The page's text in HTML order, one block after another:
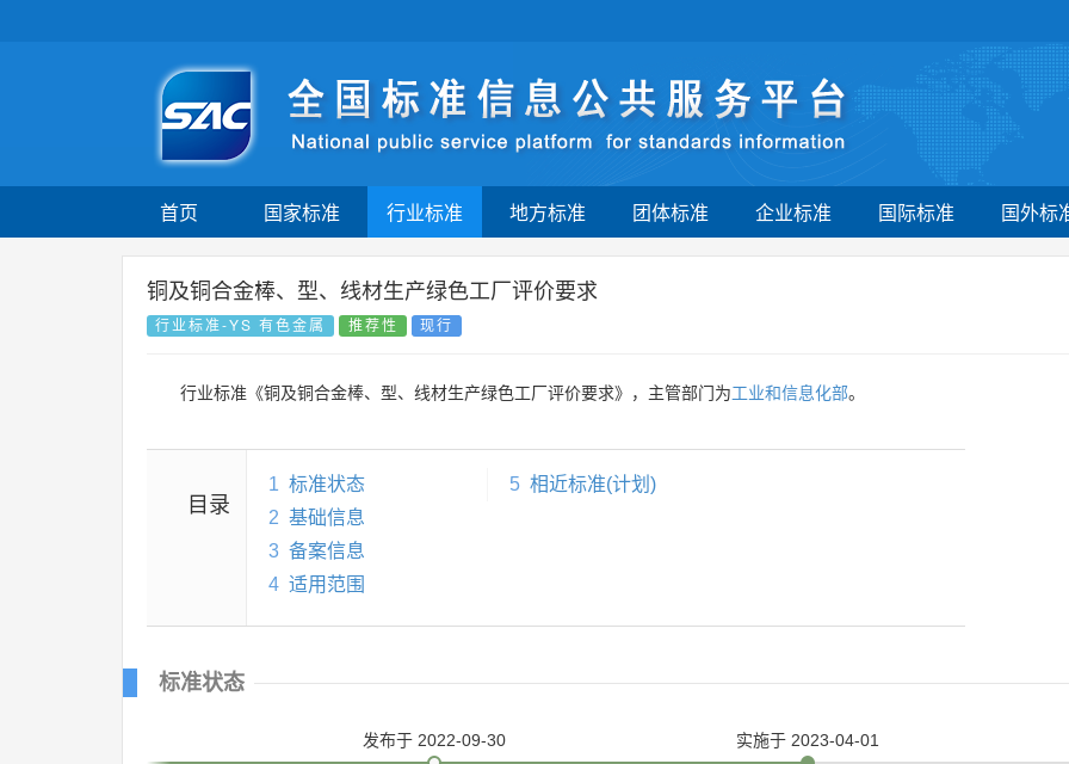
首页 国家标准 行业标准 地方标准 团体标准 企业标准 国际标准 国外标
铜及铜合金棒、型、线材生产绿色工厂评价要求
行业标准-YS 有色金属 推荐性 现行
行业标准《铜及铜合金棒、型、线材生产绿色工厂评价要求》，主管部门为工业和信息化部。
目录
1 标准状态
2 基础信息
3 备案信息
4 适用范围
5 相近标准(计划)
标准状态
发布于 2022-09-30 实施于 2023-04-01